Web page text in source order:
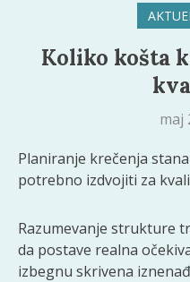
Koliko košta
maj
Planiranje krečenja
potrebno izdvojiti za
Razumevanje strukture
da postave realna
izbegnu skrivena